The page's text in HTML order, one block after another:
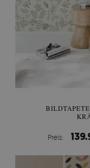
Preis: